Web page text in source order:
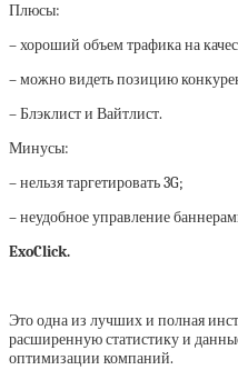
Плюсы:
– хороший объем трафика на
– можно видеть позицию
– Блэклист и Вайтлист.
Минусы:
– нельзя таргетировать 3G;
– неудобное управление
ExoClick.
Это одна из лучших и полная
расширенную статистику и
оптимизации компаний.